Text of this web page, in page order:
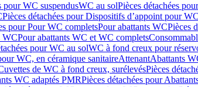
pour WC suspendusWC au solPièces détachées
Pièces détachées pour Dispositifs d’appoint pour WC
pour Pour WC completsPour abattants WCPièces
WCPour abattants WC et WC complets
pour WC au solWC à fond creux pour
WC, en céramique sanitaireAttenantAbattants
de WC à fond creux, surélevésPièces
WC adaptés PMRPièces détachées pour